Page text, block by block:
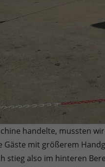
handelte, mussten
Gäste mit größerem
stieg also im hinteren